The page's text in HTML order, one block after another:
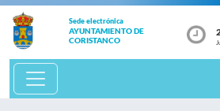
Sede electrónica
AYUNTAMIENTO DE
CORISTANCO